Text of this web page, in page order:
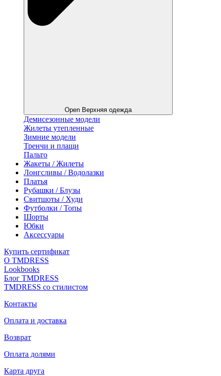
Open Верхняя одежда
Демисезонные модели
Жилеты утепленные
Зимние модели
Тренчи и плащи
Пальто
Жакеты / Жилеты
Лонгсливы / Водолазки
Платья
Рубашки / Блузы
Свитшоты / Худи
Футболки / Топы
Шорты
Юбки
Аксессуары
Купить сертификат
О TMDRESS
Lookbooks
Блог TMDRESS
TMDRESS со стилистом
Контакты
Оплата и доставка
Возврат
Оплата долями
Карта друга